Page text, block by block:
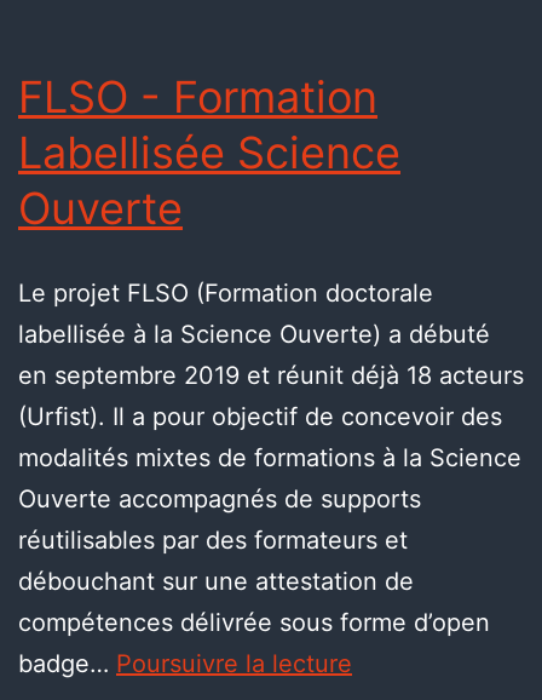
FLSO - Formation
Labellisée Science
Ouverte
Le projet FLSO (Formation doctorale
labellisée à la Science Ouverte) a débuté
en septembre 2019 et réunit déjà 18 acteurs
(Urfist). Il a pour objectif de concevoir des
modalités mixtes de formations à la Science
Ouverte accompagnés de supports
réutilisables par des formateurs et
débouchant sur une attestation de
compétences délivrée sous forme d’open
badge… Poursuivre la lecture